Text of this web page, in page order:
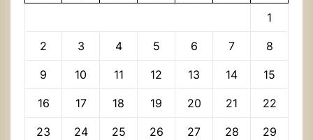
1
2 3 4 5 6 7 8
9 10 11 12 13 14 15
16 17 18 19 20 21 22
23 24 25 26 27 28 29